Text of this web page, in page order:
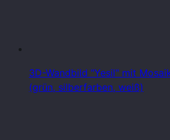
3D-Wandbild "Yesil" mit
(grün, silberfarben, weiß)